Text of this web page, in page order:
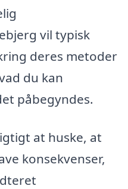
vil typisk
deres metoder
du kan
påbegyndes.
at huske, at
konsekvenser,